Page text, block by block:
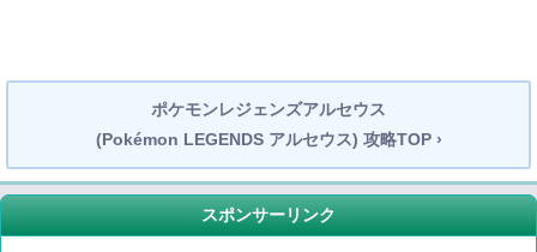
ポケモンレジェンズアルセウス
(Pokémon LEGENDS アルセウス) 攻略TOP ›
スポンサーリンク